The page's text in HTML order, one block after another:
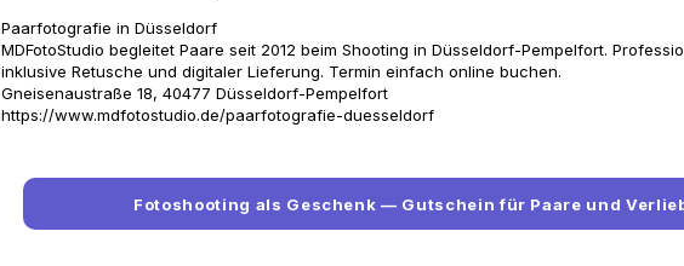
Paarfotografie in Düsseldorf
MDFotoStudio begleitet Paare seit 2012 beim Shooting in Düsseldorf-Pempelfort.
inklusive Retusche und digitaler Lieferung. Termin einfach online buchen.
Gneisenaustraße 18, 40477 Düsseldorf-Pempelfort
https://www.mdfotostudio.de/paarfotografie-duesseldorf
Fotoshooting als Geschenk — Gutschein für Paare und